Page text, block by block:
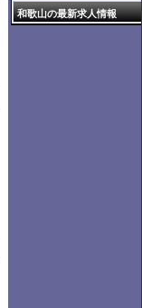
和歌山の最新求人情報